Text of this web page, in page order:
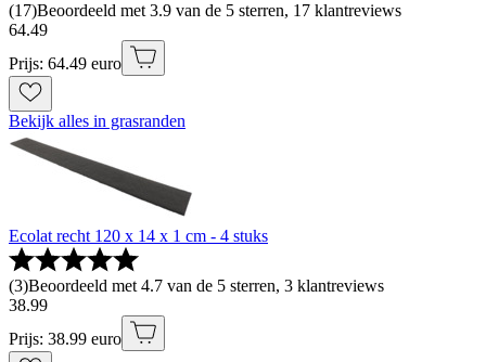
(17)Beoordeeld met 3.9 van de 5 sterren, 17 klantreviews
64.49
Prijs: 64.49 euro
Bekijk alles in grasranden
Ecolat recht 120 x 14 x 1 cm - 4 stuks
(3)Beoordeeld met 4.7 van de 5 sterren, 3 klantreviews
38.99
Prijs: 38.99 euro